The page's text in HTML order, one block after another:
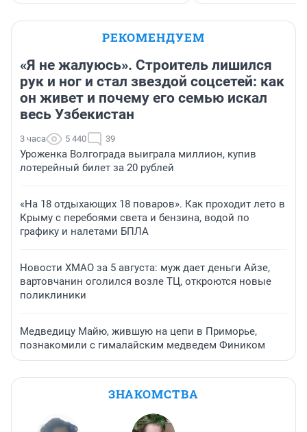
РЕКОМЕНДУЕМ
«Я не жалуюсь». Строитель лишился
рук и ног и стал звездой соцсетей: как
он живет и почему его семью искал
весь Узбекистан
3 часа 5 440 39
Уроженка Волгограда выиграла миллион, купив
лотерейный билет за 20 рублей
«На 18 отдыхающих 18 поваров». Как проходит лето в
Крыму с перебоями света и бензина, водой по
графику и налетами БПЛА
Новости ХМАО за 5 августа: муж дает деньги Айзе,
вартовчанин оголился возле ТЦ, откроются новые
поликлиники
Медведицу Майю, жившую на цепи в Приморье,
познакомили с гималайским медведем Фиником
ЗНАКОМСТВА